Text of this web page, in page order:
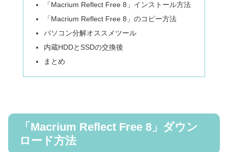
「Macrium Reflect Free 8」インストール方法
「Macrium Reflect Free 8」のコピー方法
パソコン分解オススメツール
内蔵HDDとSSDの交換後
まとめ
「Macrium Reflect Free 8」ダウン
ロード方法